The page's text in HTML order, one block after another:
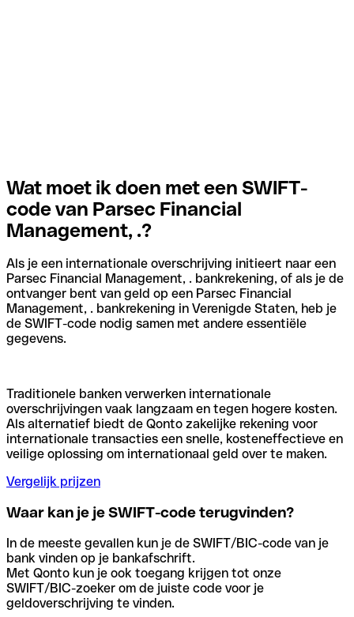
Wat moet ik doen met een SWIFT-
code van Parsec Financial
Management, .?
Als je een internationale overschrijving initieert naar een
Parsec Financial Management, . bankrekening, of als je de
ontvanger bent van geld op een Parsec Financial
Management, . bankrekening in Verenigde Staten, heb je
de SWIFT-code nodig samen met andere essentiële
gegevens.
Traditionele banken verwerken internationale
overschrijvingen vaak langzaam en tegen hogere kosten.
Als alternatief biedt de Qonto zakelijke rekening voor
internationale transacties een snelle, kosteneffectieve en
veilige oplossing om internationaal geld over te maken.
Vergelijk prijzen
Waar kan je je SWIFT-code terugvinden?
In de meeste gevallen kun je de SWIFT/BIC-code van je
bank vinden op je bankafschrift.
Met Qonto kun je ook toegang krijgen tot onze
SWIFT/BIC-zoeker om de juiste code voor je
geldoverschrijving te vinden.